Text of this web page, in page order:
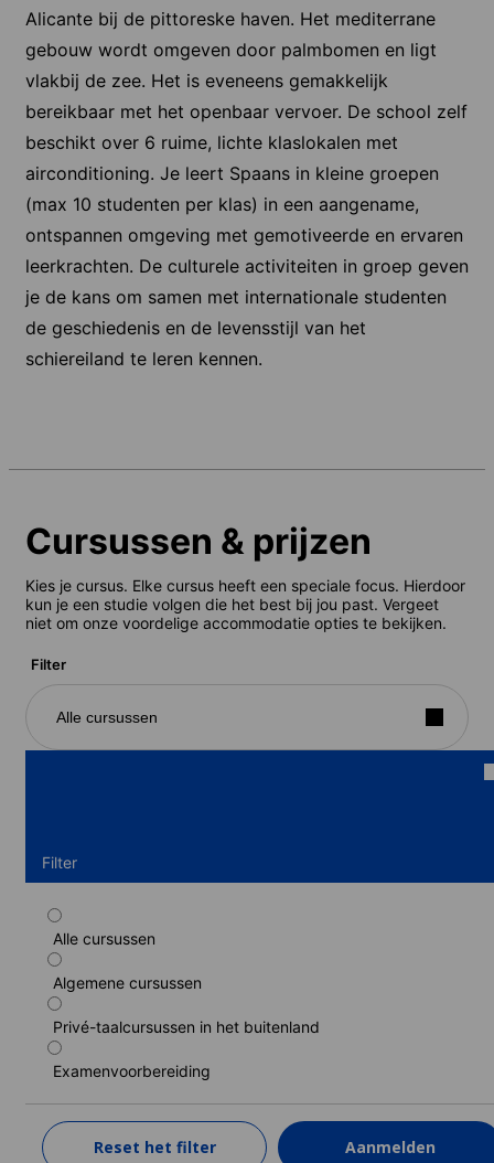
Alicante bij de pittoreske haven. Het mediterrane
gebouw wordt omgeven door palmbomen en ligt
vlakbij de zee. Het is eveneens gemakkelijk
bereikbaar met het openbaar vervoer. De school zelf
beschikt over 6 ruime, lichte klaslokalen met
airconditioning. Je leert Spaans in kleine groepen
(max 10 studenten per klas) in een aangename,
ontspannen omgeving met gemotiveerde en ervaren
leerkrachten. De culturele activiteiten in groep geven
je de kans om samen met internationale studenten
de geschiedenis en de levensstijl van het
schiereiland te leren kennen.
Cursussen & prijzen
Kies je cursus. Elke cursus heeft een speciale focus. Hierdoor
kun je een studie volgen die het best bij jou past. Vergeet
niet om onze voordelige accommodatie opties te bekijken.
Filter
Alle cursussen
Filter
Alle cursussen
Algemene cursussen
Privé-taalcursussen in het buitenland
Examenvoorbereiding
Reset het filter Aanmelden
Parttime cursus
Duur: 1 - 52 weken
Niveaus: Absoluut beginner naar Volledige beheersing
1 week
185 EUR
LEER MEER